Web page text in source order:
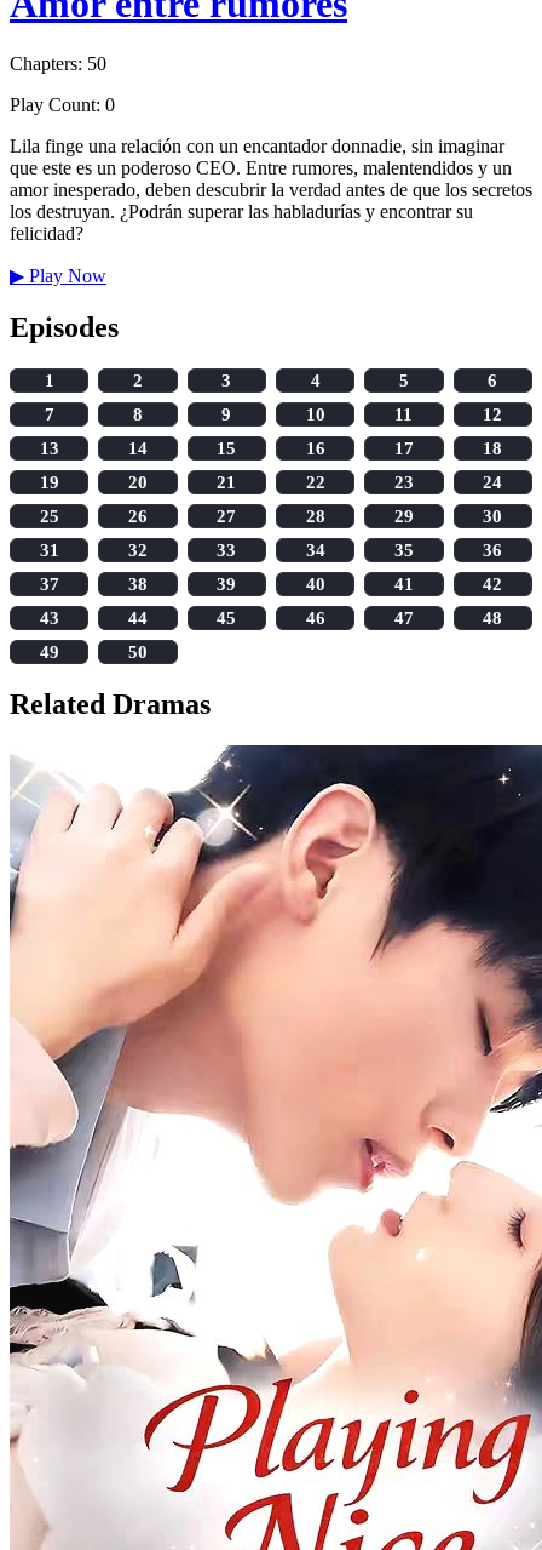
Chapters: 50
Play Count: 0
Lila finge una relación con un encantador donnadie, sin imaginar
que este es un poderoso CEO. Entre rumores, malentendidos y un
amor inesperado, deben descubrir la verdad antes de que los secretos
los destruyan. ¿Podrán superar las habladurías y encontrar su
felicidad?
▶ Play Now
Episodes
1 2 3 4 5
6
7
8 9 10 11
12
13
14 15 16 17
18
19
20 21 22 23
24
25
26 27 28 29
30
31
32 33 34 35
36
37
38 39 40 41
42
43
44 45 46 47
48
49
50
Related Dramas